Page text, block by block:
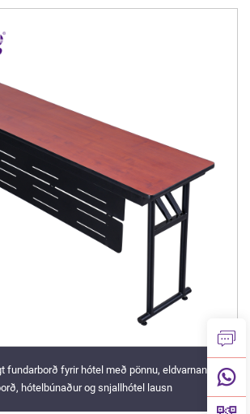
fundarborð fyrir hótel með pönnu, eldvarnandi
hótelbúnaður og snjallhótel lausn